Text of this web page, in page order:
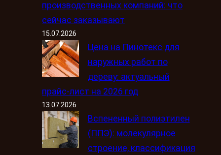
производственных компаний: что
сейчас заказывают
15.07.2026
Цена на Пинотекс для
наружных работ по
дереву: актуальный
прайс-лист на 2026 год
13.07.2026
Вспененный полиэтилен
(ППЭ): молекулярное
строение, классификация